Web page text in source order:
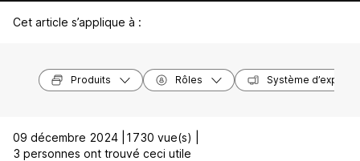
Cet article s’applique à :
Produits Rôles Système
09 décembre 2024 |
1730 vue(s) |
3 personnes ont trouvé ceci utile